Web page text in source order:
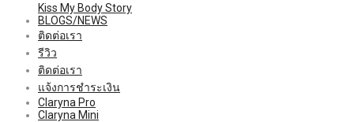
Kiss My Body Story
BLOGS/NEWS
ติดต่อเรา
รีวิว
ติดต่อเรา
แจ้งการชำระเงิน
Claryna Pro
Claryna Mini